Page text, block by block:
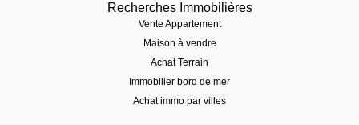
Recherches Immobilières
Vente Appartement
Maison à vendre
Achat Terrain
Immobilier bord de mer
Achat immo par villes